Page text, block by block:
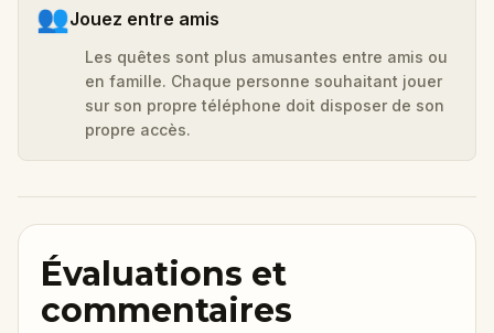
👥Jouez entre amis
Les quêtes sont plus amusantes entre amis ou
en famille. Chaque personne souhaitant jouer
sur son propre téléphone doit disposer de son
propre accès.
Évaluations et
commentaires